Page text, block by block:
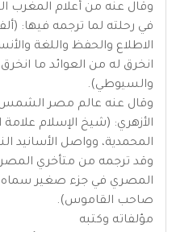
وقال عنه من أعلام المغرب
في رحلته لما ترجمه فيها:
الاطلاع والحفظ واللغة
انخرق له من العوائد ما
والسيوطي).
وقال عنه عالم مصر الشمس
الأزهري: (شيخ الإسلام علامة
المحمدية، وواصل الأسانيد
وقد ترجمه من متأخري
المصري في جزء صغير
صاحب القاموس).
مؤلفاته وكتبه